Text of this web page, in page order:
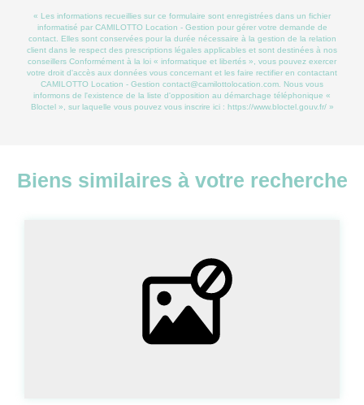
« Les informations recueillies sur ce formulaire sont enregistrées dans un fichier
informatisé par CAMILOTTO Location - Gestion pour gérer votre demande de
contact. Elles sont conservées pour la durée nécessaire à la gestion de la relation
client dans le respect des prescriptions légales applicables et sont destinées à nos
conseillers Conformément à la loi « informatique et libertés », vous pouvez exercer
votre droit d'accès aux données vous concernant et les faire rectifier en contactant
CAMILOTTO Location - Gestion contact@camilottolocation.com. Nous vous
informons de l'existence de la liste d'opposition au démarchage téléphonique «
Bloctel », sur laquelle vous pouvez vous inscrire ici : https://www.bloctel.gouv.fr/»
Biens similaires à votre recherche